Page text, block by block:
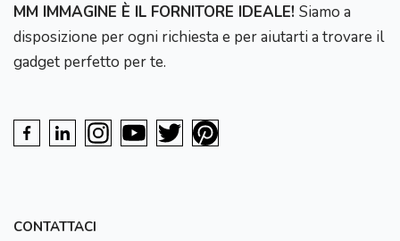
MM IMMAGINE È IL FORNITORE IDEALE! Siamo a
disposizione per ogni richiesta e per aiutarti a trovare il
gadget perfetto per te.
CONTATTACI